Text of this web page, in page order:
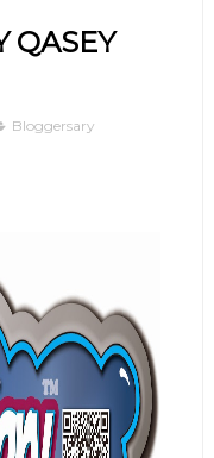
QASEY
Bloggersary